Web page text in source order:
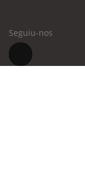
Seguiu-nos